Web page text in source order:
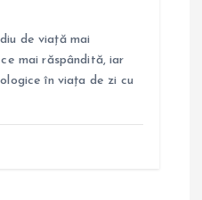
de viață mai
mai răspândită, iar
în viața de zi cu